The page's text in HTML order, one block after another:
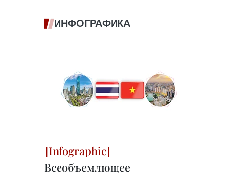
ИНФОГРАФИКА
Всеобъемлющее